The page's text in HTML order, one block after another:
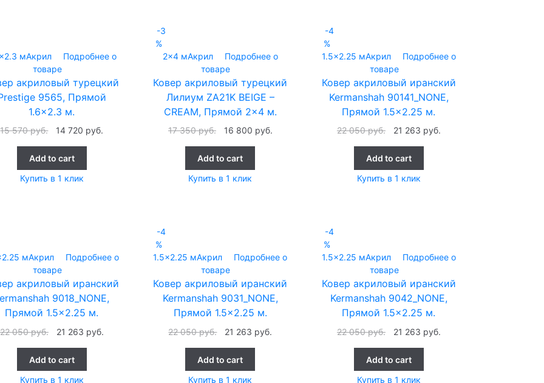
мАкрил
Подробнее о
товаре
акриловый турецкий
9565, Прямой
1.6×2.3 м.
15 570руб. 14 720 руб.
Add to cart
Купить в 1 клик
-3
%
2x4 мАкрил
Подробнее о
товаре
Ковер акриловый турецкий
Лилиум ZA21K BEIGE –
CREAM, Прямой 2×4 м.
17 350руб. 16 800 руб.
Add to cart
Купить в 1 клик
-4
%
1.5x2.25 мАкрил
Подробнее о
товаре
Ковер акриловый иранский
Kermanshah 90141_NONE,
Прямой 1.5×2.25 м.
22 050руб. 21 263 руб.
Add to cart
Купить в 1 клик
мАкрил
Подробнее о
товаре
акриловый иранский
9018_NONE,
Прямой 1.5×2.25 м.
22 050руб. 21 263 руб.
Add to cart
Купить в 1 клик
-4
%
1.5x2.25 мАкрил
Подробнее о
товаре
Ковер акриловый иранский
Kermanshah 9031_NONE,
Прямой 1.5×2.25 м.
22 050руб. 21 263 руб.
Add to cart
Купить в 1 клик
-4
%
1.5x2.25 мАкрил
Подробнее о
товаре
Ковер акриловый иранский
Kermanshah 9042_NONE,
Прямой 1.5×2.25 м.
22 050руб. 21 263 руб.
Add to cart
Купить в 1 клик